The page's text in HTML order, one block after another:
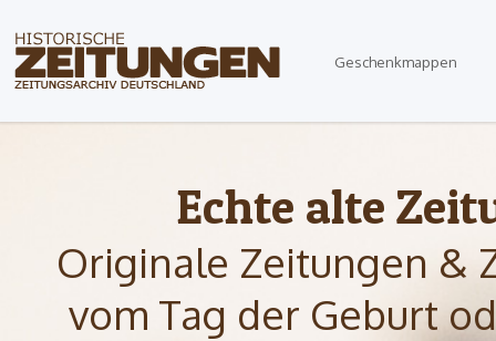
Geschenkmappen
Echte alte
Originale Zeitungen &
vom Tag der Geburt